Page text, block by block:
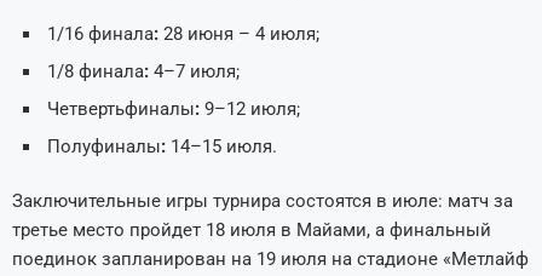
1/16 финала: 28 июня – 4 июля;
1/8 финала: 4–7 июля;
Четвертьфиналы: 9–12 июля;
Полуфиналы: 14–15 июля.
Заключительные игры турнира состоятся в июле: матч за
третье место пройдет 18 июля в Майами, а финальный
поединок запланирован на 19 июля на стадионе «Метлайф